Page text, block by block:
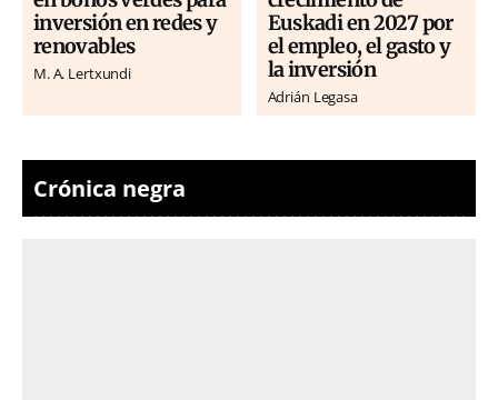
inversión en redes y
renovables
M. A. Lertxundi
Euskadi en 2027 por
el empleo, el gasto y
la inversión
Adrián Legasa
Crónica negra